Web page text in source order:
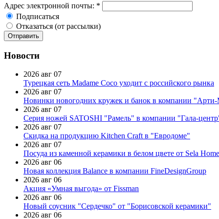
Адрес электронной почты: *
Подписаться
Отказаться (от рассылки)
Новости
2026 авг 07
Турецкая сеть Madame Coco уходит с российского рынка
2026 авг 07
Новинки новогодних кружек и банок в компании
2026 авг 07
Серия ножей SATOSHI "Рамель" в компании "Гала-
2026 авг 07
Скидка на продукцию Kitchen Craft в "Евродоме"
2026 авг 07
Посуда из каменной керамики в белом цвете от Sela Home
2026 авг 06
Новая коллекция Balance в компании FineDesignGroup
2026 авг 06
Акция «Умная выгода» от Fissman
2026 авг 06
Новый соусник "Сердечко" от "Борисовской керамики"
2026 авг 06